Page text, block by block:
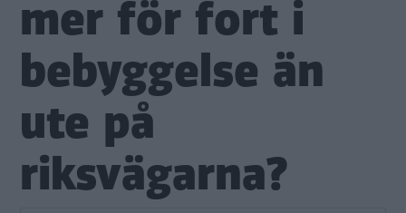
mer för fort i
bebyggelse än
ute på
riksvägarna?